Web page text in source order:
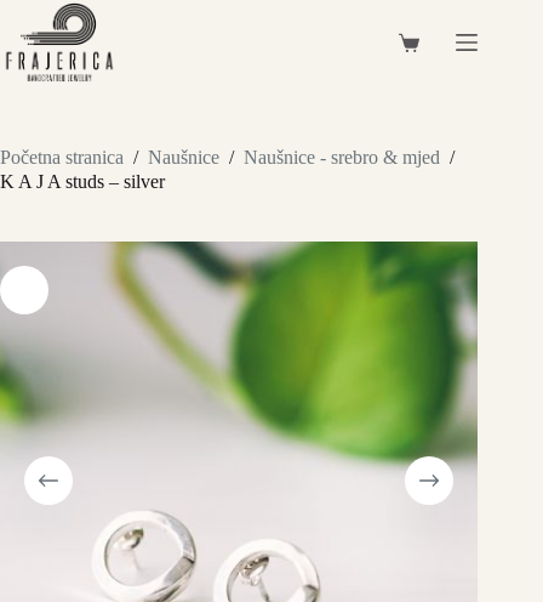
Preskoči
sadržaj
Košarica
Početna stranica / Naušnice / Naušnice - srebro & mjed /
K A J A studs – silver